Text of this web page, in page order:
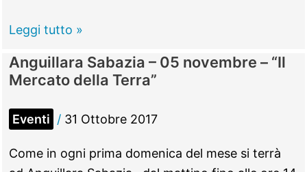
Nazzano
04
novembre
–
6a
“Caccia
fotografica”,
Leggi tutto »
Anguillara Sabazia – 05 novembre – “Il
Mercato della Terra”
Eventi / 31 Ottobre 2017
Come in ogni prima domenica del mese si terrà